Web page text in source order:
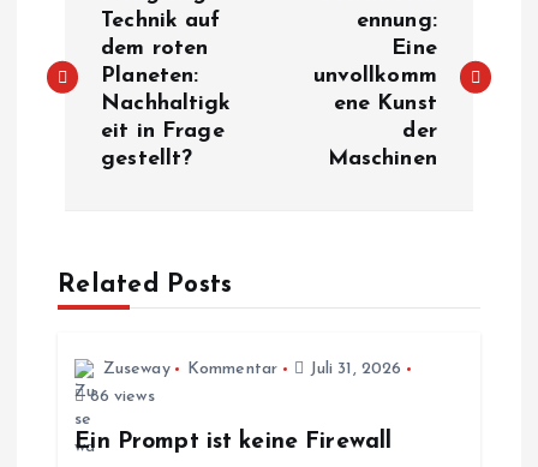
i
a
g
Technik auf
dem roten
Planeten:
Nachhaltigk
eit in Frage
gestellt?
ennung:
Eine
unvollkomm
ene Kunst
der
Maschinen
Related Posts
Zuseway Kommentar
Juli 31, 2026
86 views
Ein Prompt ist keine Firewall